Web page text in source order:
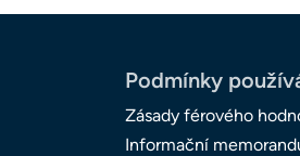
Podmínky
Zásady férového
Informační